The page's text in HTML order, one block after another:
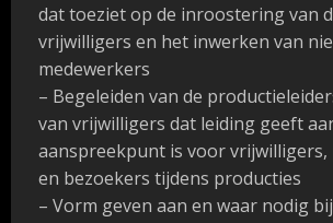
dat toeziet op de inroostering van
vrijwilligers en het inwerken van
medewerkers
– Begeleiden van de
van vrijwilligers dat leiding geeft
aanspreekpunt is voor vrijwilligers,
en bezoekers tijdens producties
– Vorm geven aan en waar nodig